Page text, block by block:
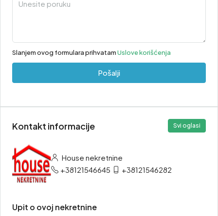
Slanjem ovog formulara prihvatamUslove korišćenja
Pošalji
Kontakt informacije Svi oglasi
House nekretnine
+38121546645
+38121546282
Upit o ovoj nekretnine